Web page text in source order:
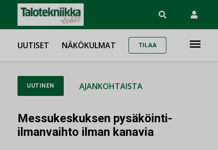
UUTISET NÄKÖKULMAT TILAA
UUTINEN AJANKOHTAISTA
Messukeskuksen pysäköinti-
ilmanvaihto ilman kanavia